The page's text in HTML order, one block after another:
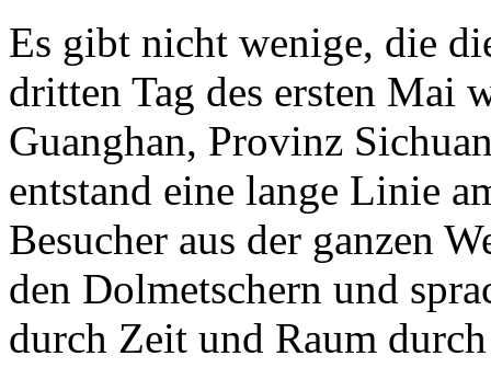
Es gibt nicht wenige, die
dritten Tag des ersten Mai
Guanghan, Provinz
entstand eine lange Linie
Besucher aus der ganzen
den Dolmetschern und
durch Zeit und Raum